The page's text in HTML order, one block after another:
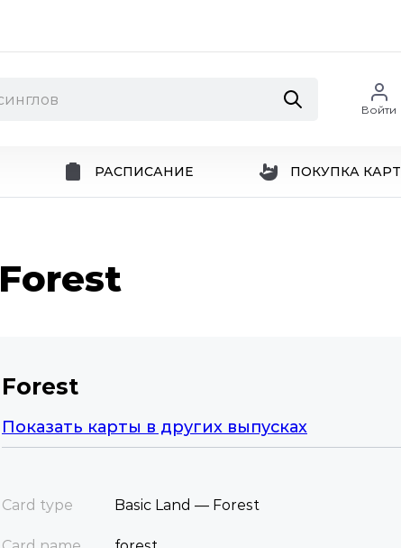
Войти
РАСПИСАНИЕ ПОКУПКА КАРТ
Forest
Forest
Показать карты в других выпусках
Card type Basic Land — Forest